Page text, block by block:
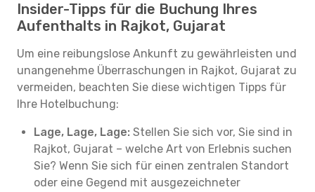
Insider-Tipps für die Buchung Ihres
Aufenthalts in Rajkot, Gujarat
Um eine reibungslose Ankunft zu gewährleisten und
unangenehme Überraschungen in Rajkot, Gujarat zu
vermeiden, beachten Sie diese wichtigen Tipps für
Ihre Hotelbuchung:
Lage, Lage, Lage: Stellen Sie sich vor, Sie sind in
Rajkot, Gujarat – welche Art von Erlebnis suchen
Sie? Wenn Sie sich für einen zentralen Standort
oder eine Gegend mit ausgezeichneter